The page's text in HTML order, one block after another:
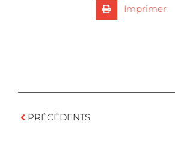
Imprimer
PRÉCÉDENTS